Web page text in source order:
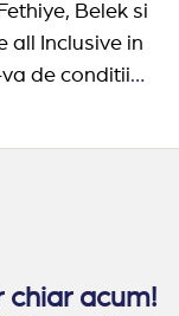
Belek si
all Inclusive in
de conditii
la piscina
si luxoase
in
acum!